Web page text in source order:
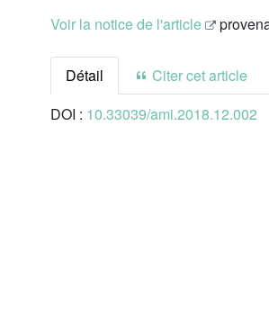
Voir la notice de l'article
Détail
Citer cet article
DOI : 10.33039/ami.2018.12.002